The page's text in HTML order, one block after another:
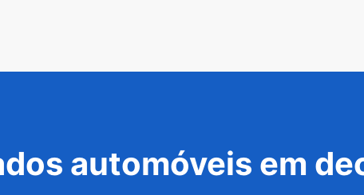
automóveis em